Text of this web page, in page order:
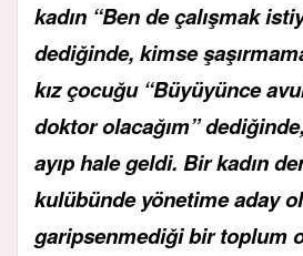
kadın “Ben de çalışmak
dediğinde, kimse
kız çocuğu “Büyüyünce
doktor olacağım”
ayıp hale geldi. Bir kadın
kulübünde yönetime aday
garipsenmediği bir toplum